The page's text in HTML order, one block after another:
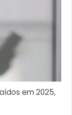
em 2025,